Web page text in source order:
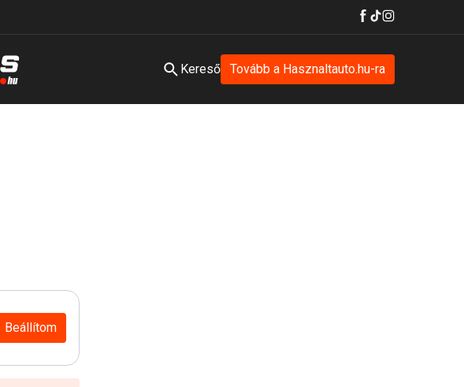
Kereső Tovább a Hasznaltauto.hu-ra
Beállítom